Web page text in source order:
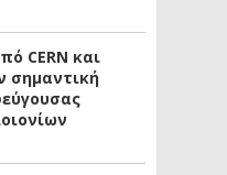
CERN και
σημαντική